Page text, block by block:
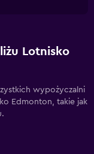
Lotnisko
wypożyczalni
Edmonton, takie jak